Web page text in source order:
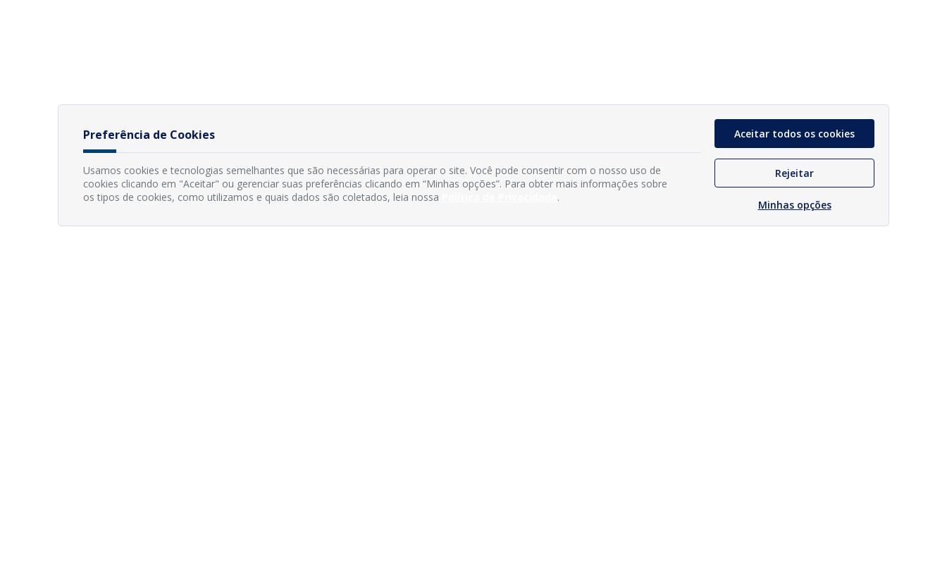
Preferência de Cookies
Usamos cookies e tecnologias semelhantes que são necessárias para operar o site. Você pode consentir com o nosso uso de
cookies clicando em "Aceitar" ou gerenciar suas preferências clicando em “Minhas opções”. Para obter mais informações sobre
os tipos de cookies, como utilizamos e quais dados são coletados, leia nossa
.
Aceitar todos os cookies
Rejeitar
Minhas opções